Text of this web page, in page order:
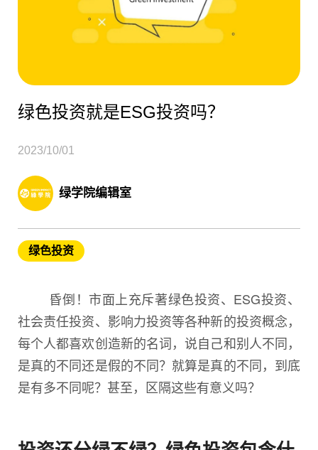
绿色投资就是ESG投资吗？
2023/10/01
绿学院编辑室
绿色投资
昏倒！市面上充斥著绿色投资、ESG投资、
社会责任投资、影响力投资等各种新的投资概念，
每个人都喜欢创造新的名词，说自己和别人不同，
是真的不同还是假的不同？就算是真的不同，到底
是有多不同呢？甚至，区隔这些有意义吗？